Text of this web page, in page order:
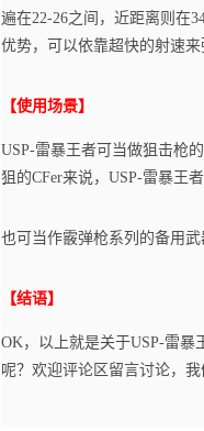
遍在22-26之间，近距离则在
优势，可以依靠超快的射速来
【使用场景】
USP-雷暴王者可当做狙击枪
狙的CFer来说，USP-雷暴王
也可当作霰弹枪系列的备用
【结语】
OK，以上就是关于USP-雷暴
呢？欢迎评论区留言讨论，